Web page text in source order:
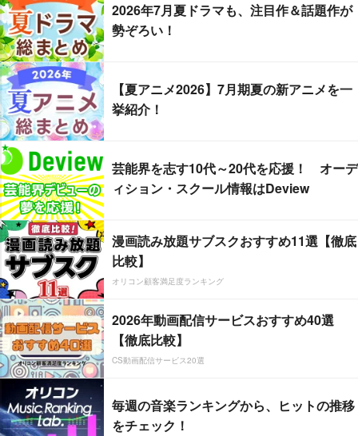
2026年7月夏ドラマも、注目作＆話題作が
勢ぞろい！
【夏アニメ2026】7月期夏の新アニメを一
挙紹介！
芸能界を志す10代～20代を応援！ オーデ
ィション・スクール情報はDeview
漫画読み放題サブスクおすすめ11選【徹底
比較】
オリコン顧客満足度ランキング
2026年動画配信サービスおすすめ40選
【徹底比較】
CS動画配信サービス20選
毎週の音楽ランキングから、ヒットの推移
をチェック！